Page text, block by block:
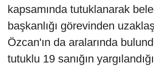
kapsamında tutuklanarak
başkanlığı görevinden
Özcan'ın da aralarında
tutuklu 19 sanığın